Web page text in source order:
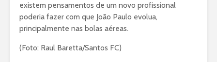
existem pensamentos de um novo profissional
poderia fazer com que João Paulo evolua,
principalmente nas bolas aéreas.
(Foto: Raul Baretta/Santos FC)